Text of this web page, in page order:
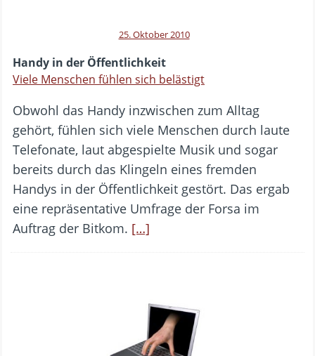
25. Oktober 2010
Handy in der Öffentlichkeit
Viele Menschen fühlen sich belästigt
Obwohl das Handy inzwischen zum Alltag
gehört, fühlen sich viele Menschen durch laute
Telefonate, laut abgespielte Musik und sogar
bereits durch das Klingeln eines fremden
Handys in der Öffentlichkeit gestört. Das ergab
eine repräsentative Umfrage der Forsa im
Auftrag der Bitkom. […]